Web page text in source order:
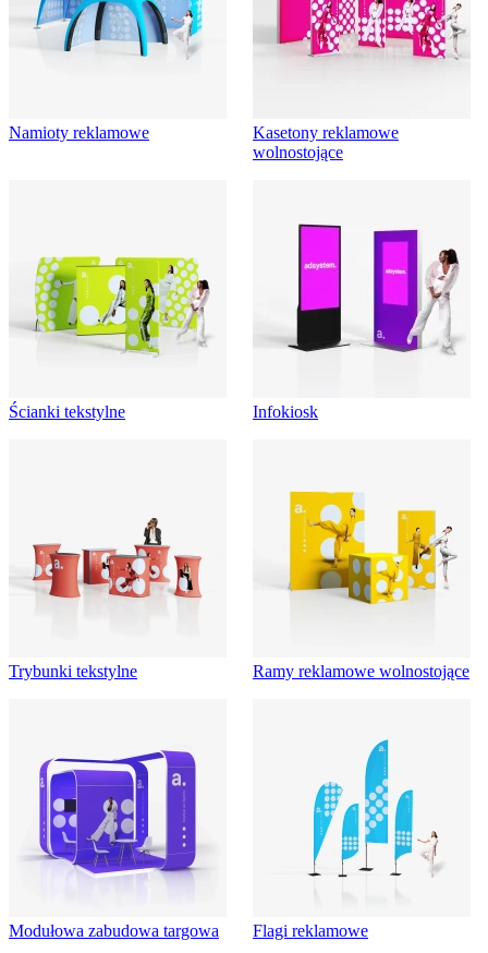
Namioty reklamowe
Kasetony reklamowe
wolnostojące
Ścianki tekstylne Infokiosk
Trybunki tekstylne Ramy reklamowe wolnostojące
Modułowa zabudowa targowa Flagi reklamowe